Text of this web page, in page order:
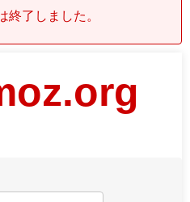
終了しました。